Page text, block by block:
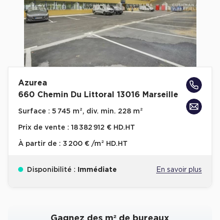
Collections de Logistique
Logistique urbaine
Entrepôts Messagerie
Entrepôts logistique classe A
Entrepôts XXL
Location de Commerces
Azurea
660 Chemin Du Littoral 13016 Marseille
Surface : 5 745 m², div. min. 228 m²
Prix de vente : 18 382 912 € HD.HT
À partir de : 3 200 € /m² HD.HT
Disponibilité : Immédiate En savoir plus